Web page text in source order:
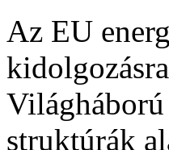
Az EU
struktúrák